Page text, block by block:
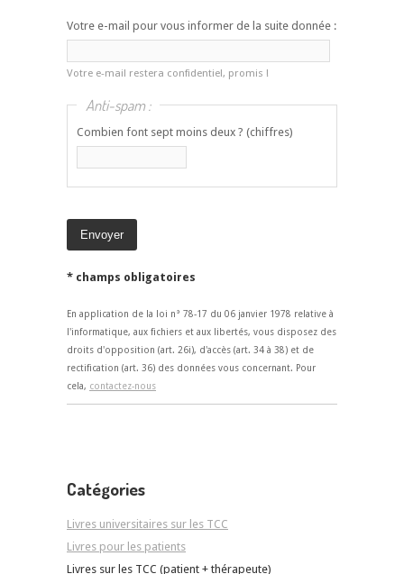
Votre e-mail pour vous informer de la suite donnée :
Votre e-mail restera confidentiel, promis !
Anti-spam :
Combien font sept moins deux ? (chiffres)
* champs obligatoires
En application de la loi n° 78-17 du 06 janvier 1978 relative à
l'informatique, aux fichiers et aux libertés, vous disposez des
droits d'opposition (art. 26i), d'accès (art. 34 à 38) et de
rectification (art. 36) des données vous concernant. Pour
cela, contactez-nous
Catégories
Livres universitaires sur les TCC
Livres pour les patients
Livres sur les TCC (patient + thérapeute)